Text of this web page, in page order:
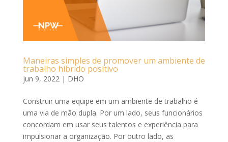
Maneiras simples de promover um ambiente de
trabalho híbrido positivo
jun 9, 2022 | DHO
Construir uma equipe em um ambiente de trabalho é
uma via de mão dupla. Por um lado, seus funcionários
concordam em usar seus talentos e experiência para
impulsionar a organização. Por outro lado, as